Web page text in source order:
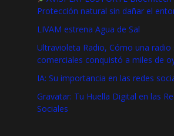
Protección natural sin dañar el
LIVAM estrena Agua de Sal
Ultravioleta Radio, Cómo una radio
comerciales conquistó a miles de
IA: Su importancia en las redes
Gravatar: Tu Huella Digital en las
Sociales